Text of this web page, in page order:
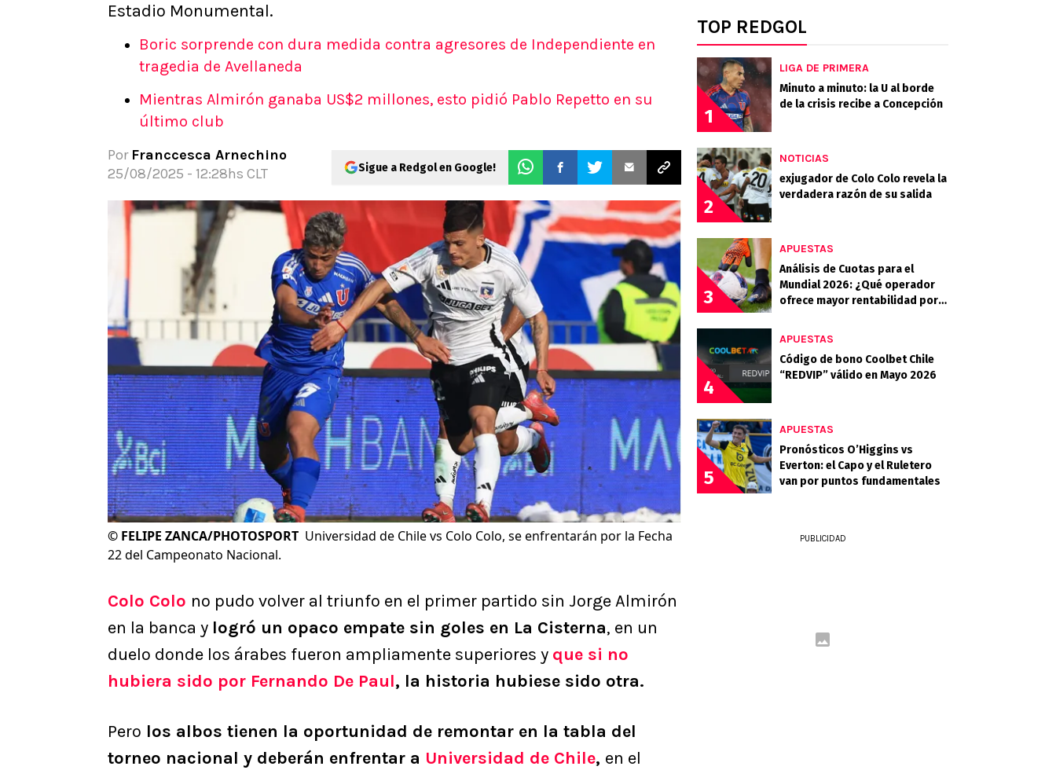
Apuestas Mundial 2026
Estadio Monumental.
Boric sorprende con dura medida contra agresores de Independiente en
tragedia de Avellaneda
Mientras Almirón ganaba US$2 millones, esto pidió Pablo Repetto en su
último club
Por Franccesca Arnechino
25/08/2025 - 12:28hs CLT
Sigue a Redgol en Google!
© FELIPE ZANCA/PHOTOSPORT Universidad de Chile vs Colo Colo, se enfrentarán por la Fecha
22 del Campeonato Nacional.
Colo Colo no pudo volver al triunfo en el primer partido sin Jorge Almirón
en la banca y logró un opaco empate sin goles en La Cisterna, en un
duelo donde los árabes fueron ampliamente superiores y que si no
hubiera sido por Fernando De Paul, la historia hubiese sido otra.
Pero los albos tienen la oportunidad de remontar en la tabla del
torneo nacional y deberán enfrentar a Universidad de Chile, en el
TOP REDGOL
1
LIGA DE PRIMERA
Minuto a minuto: la U al borde
de la crisis recibe a Concepción
2
NOTICIAS
exjugador de Colo Colo revela la
verdadera razón de su salida
3
APUESTAS
Análisis de Cuotas para el
Mundial 2026: ¿Qué operador
ofrece mayor rentabilidad por
4
APUESTAS
Código de bono Coolbet Chile
“REDVIP” válido en Mayo 2026
5
APUESTAS
Pronósticos O’Higgins vs
Everton: el Capo y el Ruletero
van por puntos fundamentales
PUBLICIDAD